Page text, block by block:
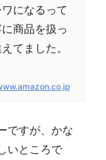
になるって
商品を扱っ
てました。
ですが、かな
いところで